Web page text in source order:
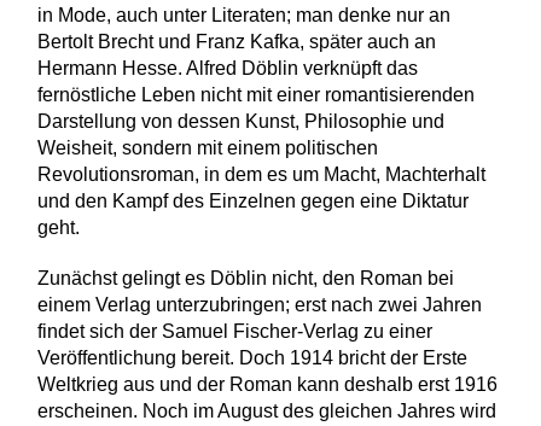
in Mode, auch unter Literaten; man denke nur an
Bertolt Brecht und Franz Kafka, später auch an
Hermann Hesse. Alfred Döblin verknüpft das
fernöstliche Leben nicht mit einer romantisierenden
Darstellung von dessen Kunst, Philosophie und
Weisheit, sondern mit einem politischen
Revolutionsroman, in dem es um Macht, Machterhalt
und den Kampf des Einzelnen gegen eine Diktatur
geht.
Zunächst gelingt es Döblin nicht, den Roman bei
einem Verlag unterzubringen; erst nach zwei Jahren
findet sich der Samuel Fischer-Verlag zu einer
Veröffentlichung bereit. Doch 1914 bricht der Erste
Weltkrieg aus und der Roman kann deshalb erst 1916
erscheinen. Noch im August des gleichen Jahres wird